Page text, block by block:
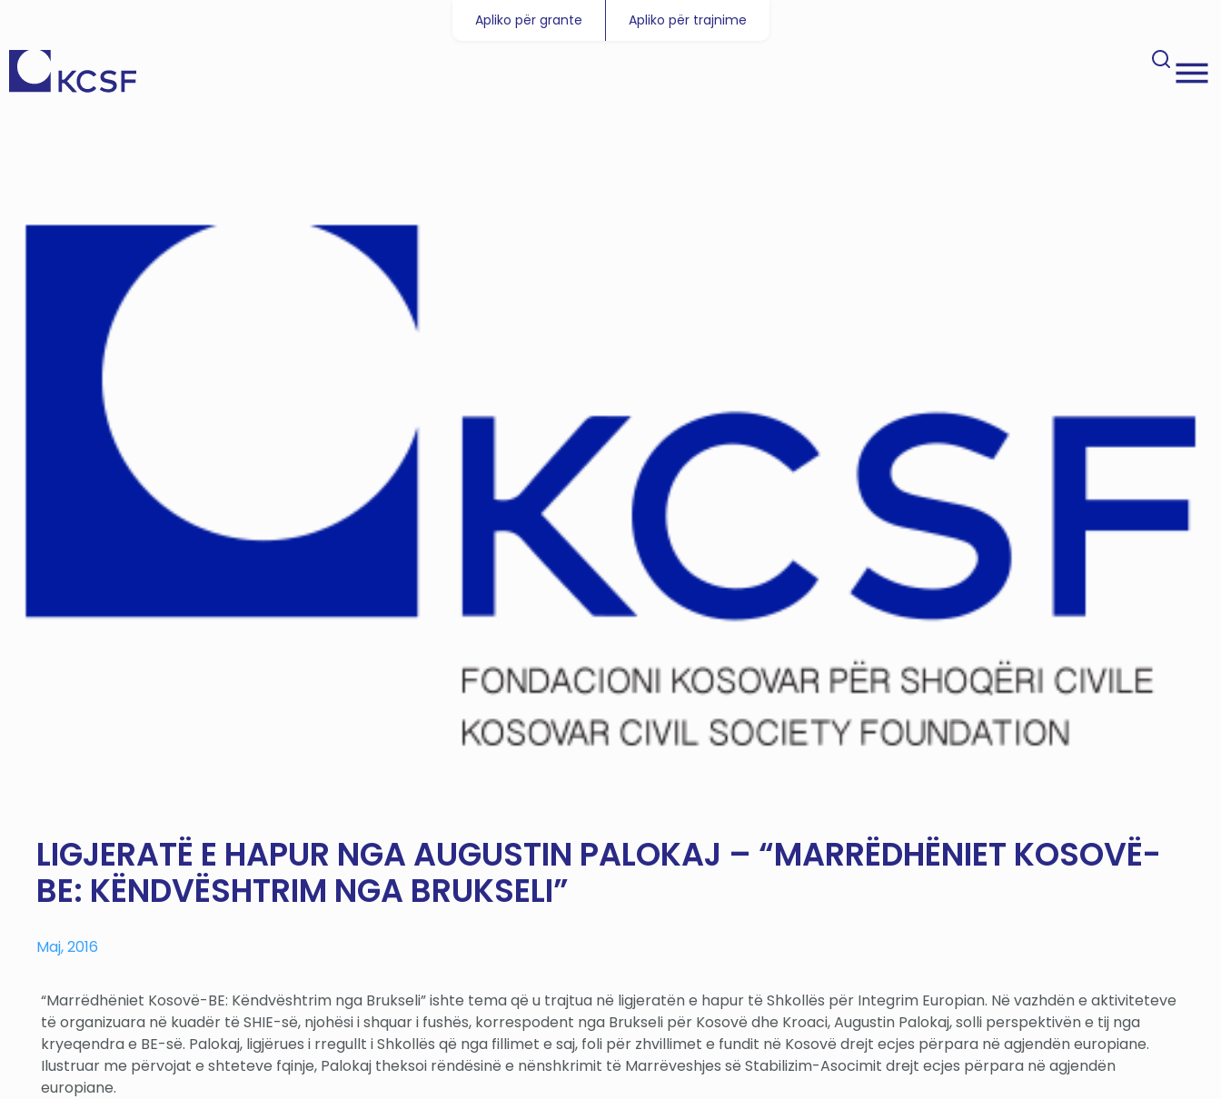
Apliko për grante Apliko për trajnime
LIGJERATË E HAPUR NGA AUGUSTIN PALOKAJ – “MARRËDHËNIET KOSOVË-
BE: KËNDVËSHTRIM NGA BRUKSELI”
Maj, 2016
“Marrëdhëniet Kosovë-BE: Këndvështrim nga Brukseli” ishte tema që u trajtua në ligjeratën e hapur të Shkollës për Integrim Europian. Në vazhdën e aktiviteteve
të organizuara në kuadër të SHIE-së, njohësi i shquar i fushës, korrespodent nga Brukseli për Kosovë dhe Kroaci, Augustin Palokaj, solli perspektivën e tij nga
kryeqendra e BE-së. Palokaj, ligjërues i rregullt i Shkollës që nga fillimet e saj, foli për zhvillimet e fundit në Kosovë drejt ecjes përpara në agjendën europiane.
Ilustruar me përvojat e shteteve fqinje, Palokaj theksoi rëndësinë e nënshkrimit të Marrëveshjes së Stabilizim-Asocimit drejt ecjes përpara në agjendën
europiane.